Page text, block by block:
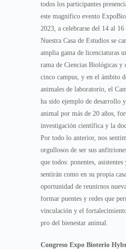
todos los participantes
este magnífico evento
2023, a celebrarse del 14 al
Nuestra Casa de Estudios se
amplia gama de licenciaturas
rama de Ciencias Biológicas y
cinco campus, y en el ámbito
animales de laboratorio, el
ha sido ejemplo de desarrollo
animal por más de 20 años,
investigación científica y la
Por todo lo anterior, nos
orgullosos de ser sus
que todos: ponentes,
sentirán como en su propia
oportunidad de reunirnos
formar puentes y redes que
vinculación y el
pro del bienestar animal.
Congreso Expo Bioterio